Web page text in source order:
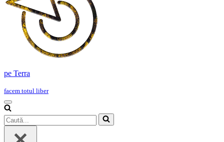
pe Terra
facem totul liber
Meniu
de
navigare
Caută...